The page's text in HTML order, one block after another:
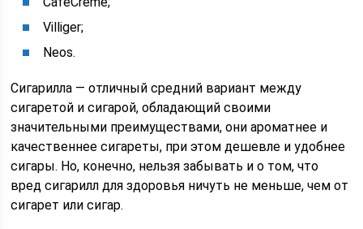
Villiger;
Neos.
Сигарилла — отличный средний вариант между
сигаретой и сигарой, обладающий своими
значительными преимуществами, они ароматнее и
качественнее сигареты, при этом дешевле и удобнее
сигары. Но, конечно, нельзя забывать и о том, что
вред сигарилл для здоровья ничуть не меньше, чем от
сигарет или сигар.